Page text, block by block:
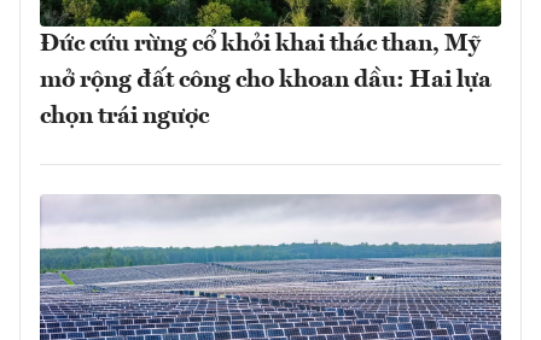
Đức cứu rừng cổ khỏi khai thác than, Mỹ
mở rộng đất công cho khoan dầu: Hai lựa
chọn trái ngược